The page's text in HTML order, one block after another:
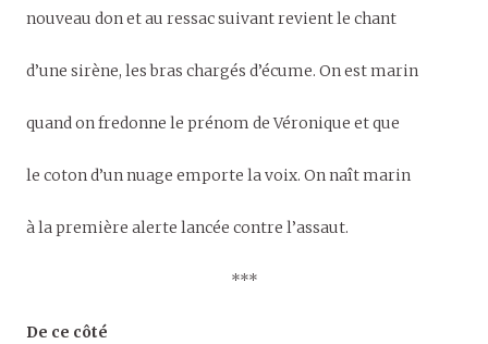
nouveau don et au ressac suivant revient le chant
d’une sirène, les bras chargés d’écume. On est marin
quand on fredonne le prénom de Véronique et que
le coton d’un nuage emporte la voix. On naît marin
à la première alerte lancée contre l’assaut.
***
De ce côté